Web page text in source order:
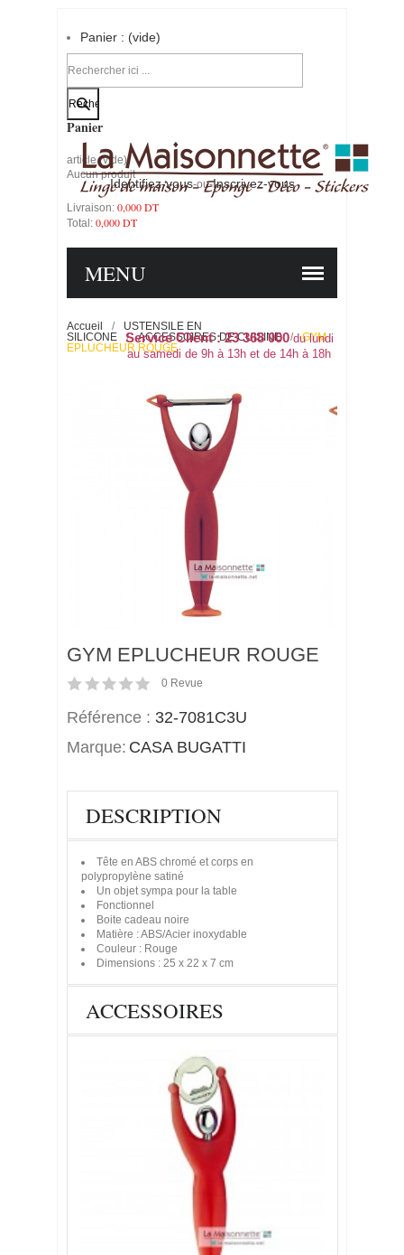
Identifiez-vous-ou-Inscrivez-vous
Panier : (vide)
Votre compte
Panier
article (vide)
Aucun produit
Livraison: 0,000 DT
Total: 0,000 DT
Service Client : 23 368 000du lundi
au samedi de 9h à 13h et de 14h à 18h
MENU
Accueil /
USTENSILE EN
SILICONE
/ ACCESSOIRES DE CUISINE /
GYM
EPLUCHEUR ROUGE
GYM EPLUCHEUR ROUGE
0 Revue
Référence : 32-7081C3U
Marque: CASA BUGATTI
DESCRIPTION
Tête en ABS chromé et corps en
polypropylène satiné
Un objet sympa pour la table
Fonctionnel
Boite cadeau noire
Matière : ABS/Acier inoxydable
Couleur : Rouge
Dimensions : 25 x 22 x 7 cm
ACCESSOIRES